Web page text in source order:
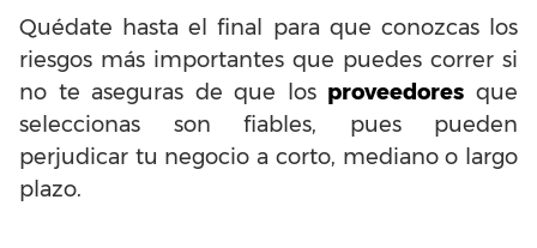
Quédate hasta el final para que conozcas los
riesgos más importantes que puedes correr si
no te aseguras de que los proveedores que
seleccionas son fiables, pues pueden
perjudicar tu negocio a corto, mediano o largo
plazo.